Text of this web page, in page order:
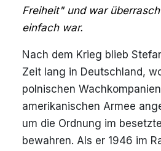
Freiheit" und war
einfach war.
Nach dem Krieg blieb
Zeit lang in Deutschland,
polnischen
amerikanischen Armee
um die Ordnung im
bewahren. Als er 1946 im